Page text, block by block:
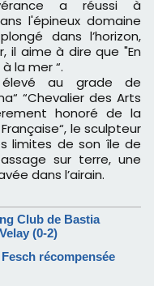
a réussi à
l'épineux domaine
dans l’horizon,
il aime à dire que "En
la mer “.
élevé au grade de
“Chevalier des Arts
honoré de la
le sculpteur
limites de son île de
sur terre, une
dans l’airain.
Club de Bastia
(0-2)
récompensée